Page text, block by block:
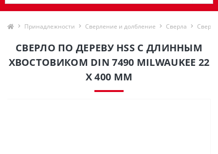
Принадлежности Сверление и долбление Сверла
CВЕРЛО ПО ДЕРЕВУ HSS С ДЛИННЫМ
ХВОСТОВИКОМ DIN 7490 MILWAUKEE 22
X 400 ММ